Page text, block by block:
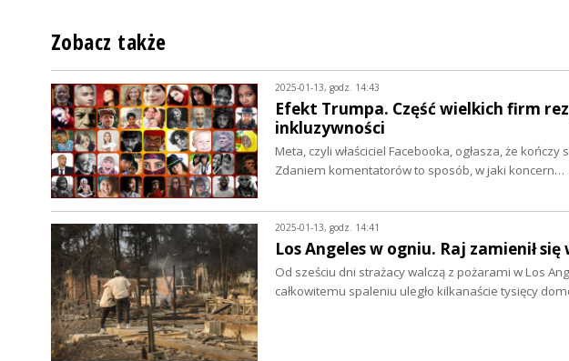
Zobacz także
2025-01-13, godz. 14:43
Efekt Trumpa. Część wielkich firm
inkluzywności
Meta, czyli właściciel Facebooka, ogłasza, że
Zdaniem komentatorów to sposób, w jaki koncern…
2025-01-13, godz. 14:41
Los Angeles w ogniu. Raj zamienił się
Od sześciu dni strażacy walczą z pożarami w Los
całkowitemu spaleniu uległo kilkanaście tysięcy